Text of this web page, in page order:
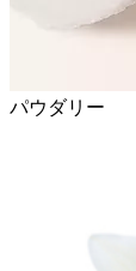
パウダリー